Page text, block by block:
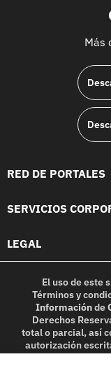
Más
RED DE PORTALES
SERVICIOS
LEGAL
El uso de este
Términos y
Informaciónde
Derechos
total o parcial, así
autorización
in part, or